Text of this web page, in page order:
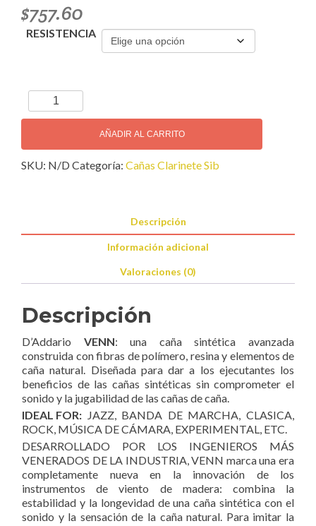
$757.60
RESISTENCIA
D’Addario
Venn
Clarinete
Sib
AÑADIR AL CARRITO
SKU: N/D Categoría: Cañas Clarinete Sib
Descripción
Información adicional
Valoraciones (0)
Descripción
D’Addario VENN: una caña sintética avanzada
construida con fibras de polímero, resina y elementos de
caña natural. Diseñada para dar a los ejecutantes los
beneficios de las cañas sintéticas sin comprometer el
sonido y la jugabilidad de las cañas de caña.
IDEAL FOR: JAZZ, BANDA DE MARCHA, CLASICA,
ROCK, MÚSICA DE CÁMARA, EXPERIMENTAL, ETC.
DESARROLLADO POR LOS INGENIEROS MÁS
VENERADOS DE LA INDUSTRIA, VENN marca una era
completamente nueva en la innovación de los
instrumentos de viento de madera: combina la
estabilidad y la longevidad de una caña sintética con el
sonido y la sensación de la caña natural. Para imitar la